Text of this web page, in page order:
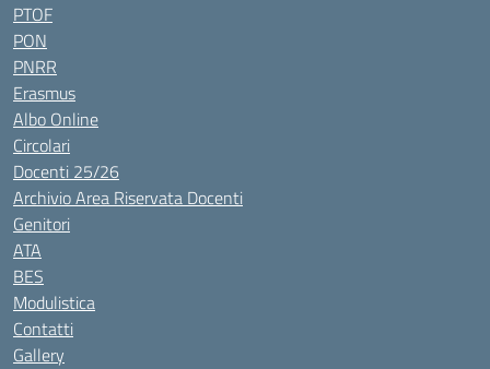
PTOF
PON
PNRR
Erasmus
Albo Online
Circolari
Docenti 25/26
Archivio Area Riservata Docenti
Genitori
ATA
BES
Modulistica
Contatti
Gallery